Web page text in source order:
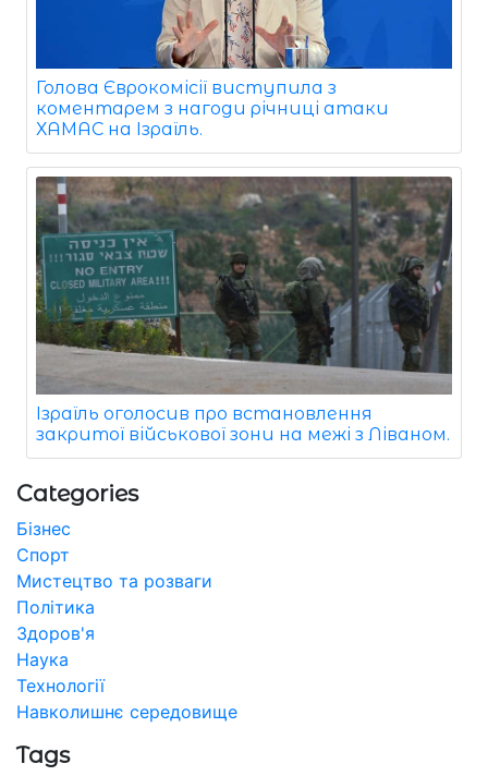
Голова Єврокомісії виступила з
коментарем з нагоди річниці атаки
ХАМАС на Ізраїль.
Ізраїль оголосив про встановлення
закритої військової зони на межі з Ліваном.
Categories
Бізнес
Спорт
Мистецтво та розваги
Політика
Здоров'я
Наука
Технології
Навколишнє середовище
Tags